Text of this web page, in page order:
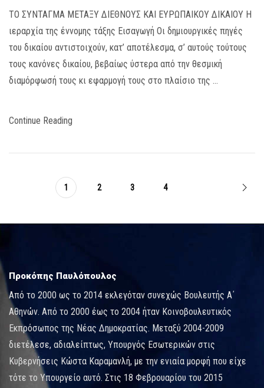
ΤΟ ΣΥΝΤΑΓΜΑ ΜΕΤΑΞΥ ΔΙΕΘΝΟΥΣ ΚΑΙ ΕΥΡΩΠΑΙΚΟΥ ΔΙΚΑΙΟΥ Η
ιεραρχία της έννομης τάξης Εισαγωγή Οι δημιουργικές πηγές
του δικαίου αντιστοιχούν, κατ’ αποτέλεσμα, σ’ αυτούς τούτους
τους κανόνες δικαίου, βεβαίως ύστερα από την θεσμική
διαμόρφωσή τους κι εφαρμογή τους στο πλαίσιο της …
Continue Reading
1 2 3 4
Προκόπης Παυλόπουλος
Από το 2000 ως το 2014 εκλεγόταν συνεχώς Βουλευτής Α΄
Αθηνών. Από το 2000 έως το 2004 ήταν Κοινοβουλευτικός
Εκπρόσωπος της Νέας Δημοκρατίας. Μεταξύ 2004-2009
διετέλεσε, αδιαλείπτως, Υπουργός Εσωτερικών στις
Κυβερνήσεις Κώστα Καραμανλή, με την ενιαία μορφή που είχε
τότε το Υπουργείο αυτό. Στις 18 Φεβρουαρίου του 2015